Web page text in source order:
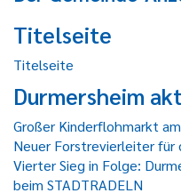
Titelseite
Titelseite
Durmersheim
Großer Kinderflohmarkt
Neuer Forstrevierleiter für
Vierter Sieg in Folge:
beim STADTRADELN